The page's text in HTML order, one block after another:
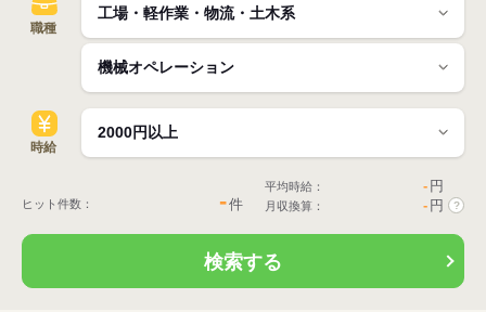
職種
時給
ヒット件数： -件
平均時給： - 円
月収換算： - 円 ?
検索する